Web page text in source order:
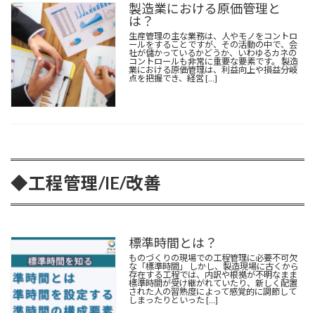
製造業における原価管理と
は？
生産管理の主な業務は、人やモノをコントロ
ールをすることですが、その活動の中で、会
社が儲かっているかどうか、いわゆるカネの
コントロールも非常に重要な要素です。 製造
業における原価管理は、利益向上や損益分岐
点を把握でき、経営 […]
◆工程管理/IE/改善
標準時間とは？
ものづくりの現場での工程管理に必要不可欠
な「標準時間 」 しかし、製造現場に古くから
存在する工程では、内訳や根拠が不明なまま
標準時間が受け継がれていたり、新しく配置
された人の習熟度によって感覚的に調節して
しまったりといった […]